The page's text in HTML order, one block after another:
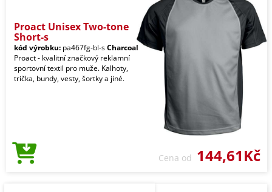
Proact Unisex Two-tone
Short-s
kód výrobku: pa467fg-bl-sCharcoal
Proact - kvalitní značkový reklamní
sportovní textil pro muže. Kalhoty,
trička, bundy, vesty, šortky a jiné.
Cena od 144,61Kč